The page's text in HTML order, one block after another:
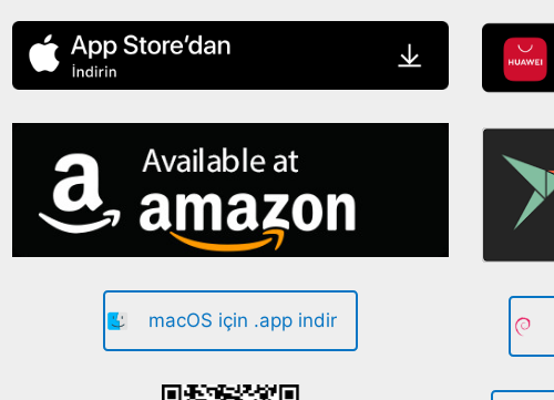
macOS için .app indir